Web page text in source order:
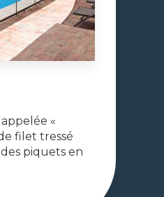
«
filet tressé
piquets en